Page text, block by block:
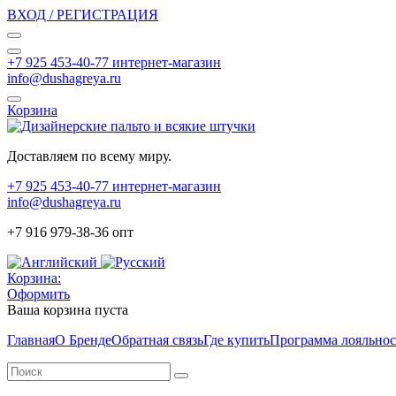
ВХОД / РЕГИСТРАЦИЯ
+7 925 453-40-77 интернет-магазин
info@dushagreya.ru
Корзина
Доставляем по всему миру.
+7 925 453-40-77 интернет-магазин
info@dushagreya.ru
+7 916 979-38-36 опт
Корзина:
Оформить
Ваша корзина пуста
ГлавнаяО БрендеОбратная связьГде купитьПрограмма